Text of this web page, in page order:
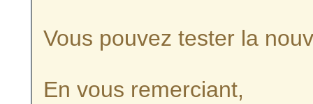
Vous pouvez tester la
En vous remerciant,